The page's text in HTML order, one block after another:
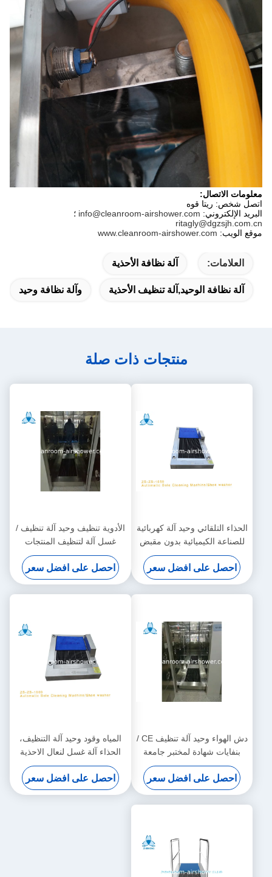
معلومات الاتصال:
اتصل شخص: ريتا قوه
البريد الإلكتروني: info@cleanroom-airshower.com ؛
ritagly@dgzsjh.com.cn
موقع الويب: www.cleanroom-airshower.com
العلامات: آلة نظافة الأحذية
آلة نظافة الوحيد,آلة تنظيف الأحذية وآلة نظافة وحيد
منتجات ذات صلة
الحذاء التلقائي وحيد آلة كهربائية
للصناعة الكيميائية بدون مقبض
احصل على افضل سعر
الأدوية تنظيف وحيد آلة تنظيف /
غسل آلة لتنظيف المنتجات
الصناعية
احصل على افضل سعر
دش الهواء وحيد آلة تنظيف CE /
بنفايات شهادة لمختبر جامعة
احصل على افضل سعر
المياه وقود وحيد آلة التنظيف،
الحذاء آلة غسل لنعال الاحذية
النظيفة
احصل على افضل سعر